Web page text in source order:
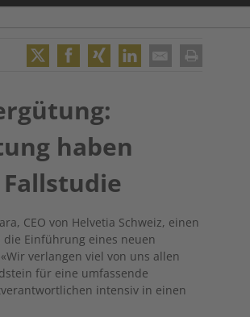
haben
CEO von Helvetia Schweiz, einen
die Einführung eines neuen
verlangen viel von uns allen
für eine umfassende
intensiv in einen